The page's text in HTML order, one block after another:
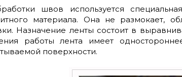
швов используется
материала. Она не размокает,
Назначение ленты состоит в
работы лента имеет
поверхности.